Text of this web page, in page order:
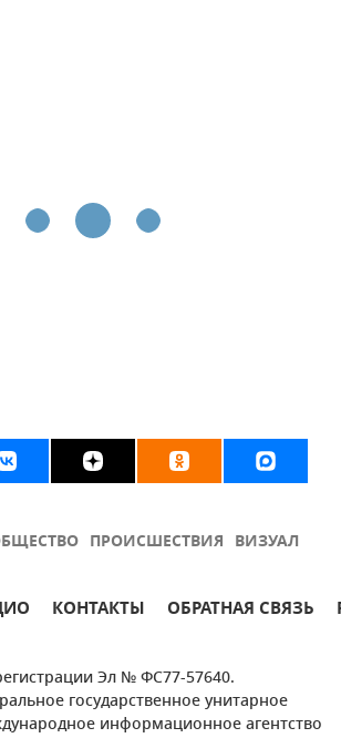
ПРОИСШЕСТВИЯ ВИЗУАЛ
КОНТАКТЫ ОБРАТНАЯ СВЯЗЬ
Эл № ФС77-57640.
государственное унитарное
информационное агентство